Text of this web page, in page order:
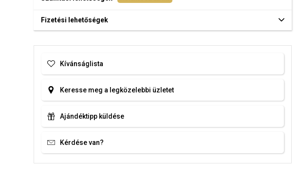
Fizetési lehetőségek
Kívánságlista
Keresse meg a legközelebbi üzletet
Ajándéktipp küldése
Kérdése van?